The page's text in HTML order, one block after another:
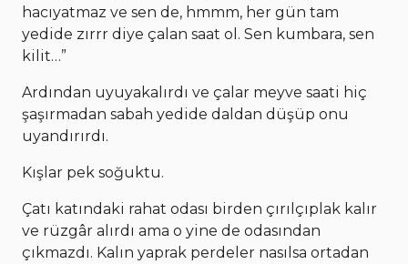
hacıyatmaz ve sen de, hmmm, her gün tam
yedide zırrr diye çalan saat ol. Sen kumbara, sen
kilit…”
Ardından uyuyakalırdı ve çalar meyve saati hiç
şaşırmadan sabah yedide daldan düşüp onu
uyandırırdı.
Kışlar pek soğuktu.
Çatı katındaki rahat odası birden çırılçıplak kalır
ve rüzgâr alırdı ama o yine de odasından
çıkmazdı. Kalın yaprak perdeler nasılsa ortadan